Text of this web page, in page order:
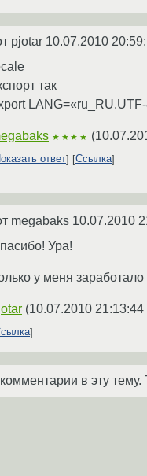
pjotar 10.07.2010
так
★★★★ (
Показать ответ Ссылка
megabaks 10.07.2010
Ура!
у меня
(10.07.2010 21:13:44
в эту